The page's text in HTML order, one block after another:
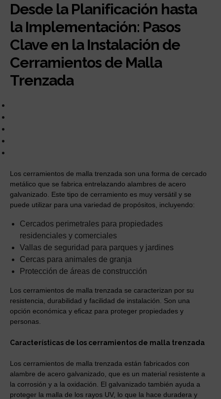
Desde la Planificación hasta
la Implementación: Pasos
Clave en la Instalación de
Cerramientos de Malla
Trenzada
Los cerramientos de malla trenzada son una forma de cercado
metálico que se fabrica entrelazando alambres de acero
galvanizado. Este tipo de cerramiento es muy versátil y se
puede utilizar para una variedad de propósitos, incluyendo:
Cercados perimetrales para propiedades
residenciales y comerciales
Vallas de seguridad para parques y jardines
Cercas para animales de granja
Protección de áreas de construcción
Los cerramientos de malla trenzada se caracterizan por su
resistencia, durabilidad y facilidad de instalación. Son una
opción económica y eficaz para proteger propiedades y
personas.
Características de los cerramientos de malla trenzada
Los cerramientos de malla trenzada están fabricados con
alambre de acero galvanizado, que es un material resistente a
la corrosión y a la oxidación. El galvanizado también ayuda a
proteger la malla de los rayos UV, lo que la hace duradera y